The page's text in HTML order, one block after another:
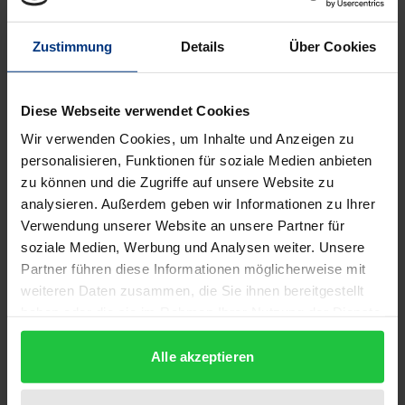
Zustimmung Details Über Cookies
Diese Webseite verwendet Cookies
Wir verwenden Cookies, um Inhalte und Anzeigen zu
personalisieren, Funktionen für soziale Medien anbieten
zu können und die Zugriffe auf unsere Website zu
analysieren. Außerdem geben wir Informationen zu Ihrer
Verwendung unserer Website an unsere Partner für
soziale Medien, Werbung und Analysen weiter. Unsere
Partner führen diese Informationen möglicherweise mit
weiteren Daten zusammen, die Sie ihnen bereitgestellt
gesammelt haben.
Alle akzeptieren
Umgang mit kultureller Vielfalt." Die Untersuchung
enthält quantitative Daten. Forschungsmethode:
deskriptive Studie; empirisch. (Textauszug, IAB-
Inhaltsverzeichnis:
Eckart Koch: Remittances and Brain Gain - Impacts
of International Migration (1-21); Peter Nick: Die
Herausforderung kultureller Differenzen annehmen
- Interkulturelle Sensibilisierung und interkulturelle
Kompetenzen der Zielgesellschaft (23-42); Matthias
Klumpp, Katrin Kriebel: Berufswertigkeit - Zur
qualifikationsadäquaten Integration von Migranten
in Unternehmen (43-60); Rolf Meinhardt:
Akademische Weiterbildung für hochqualifizierte